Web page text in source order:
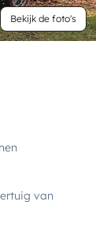
Bekijk de foto's
van